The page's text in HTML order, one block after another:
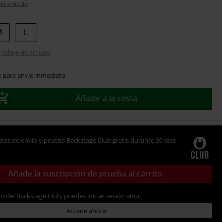
artículo
tallaje de artículo
para envío inmediato
Añadir a la cesta
de envío y prueba Backstage Club gratis durante 30 días
Añade la suscripción de prueba al carrito.
del Backstage Club, puedes iniciar sesión aquí:
Accede ahora